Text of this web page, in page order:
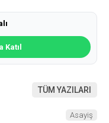
Katıl
TÜM YAZILARI
Asayiş